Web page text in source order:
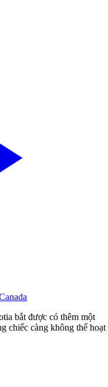
bắt được có thêm một
chiếc càng không thể hoạt